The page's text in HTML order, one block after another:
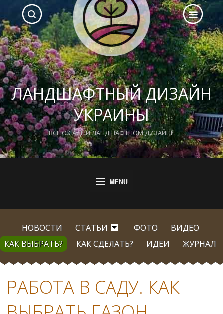
ЛАНДШАФТНЫЙ ДИЗАЙН
УКРАИНЫ
ВСЕ О САДЕ И ЛАНДШАФТНОМ ДИЗАЙНЕ
НОВОСТИ СТАТЬИ ФОТО
ВИДЕО
КАК ВЫБРАТЬ?
КАК СДЕЛАТЬ? ИДЕИ ЖУРНАЛ
РАБОТА В САДУ. КАК